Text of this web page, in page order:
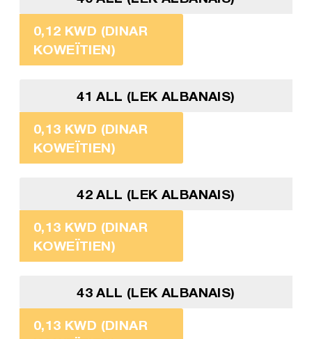
0,12 KWD (DINAR
KOWEÏTIEN)
41 ALL (LEK ALBANAIS)
0,13 KWD (DINAR
KOWEÏTIEN)
42 ALL (LEK ALBANAIS)
0,13 KWD (DINAR
KOWEÏTIEN)
43 ALL (LEK ALBANAIS)
0,13 KWD (DINAR